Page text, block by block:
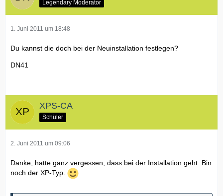
Legendary Moderator
1. Juni 2011 um 18:48
Du kannst die doch bei der Neuinstallation festlegen?
DN41
XPS-CA
Schüler
2. Juni 2011 um 09:06
Danke, hatte ganz vergessen, dass bei der Installation geht. Bin
noch der XP-Typ.